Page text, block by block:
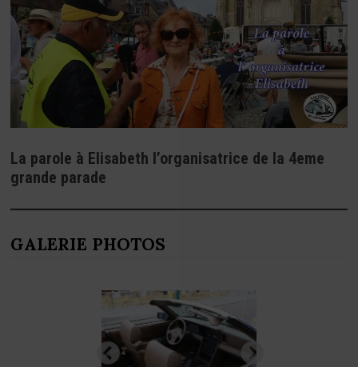
La parole à Elisabeth l’organisatrice de la 4eme
grande parade
GALERIE PHOTOS